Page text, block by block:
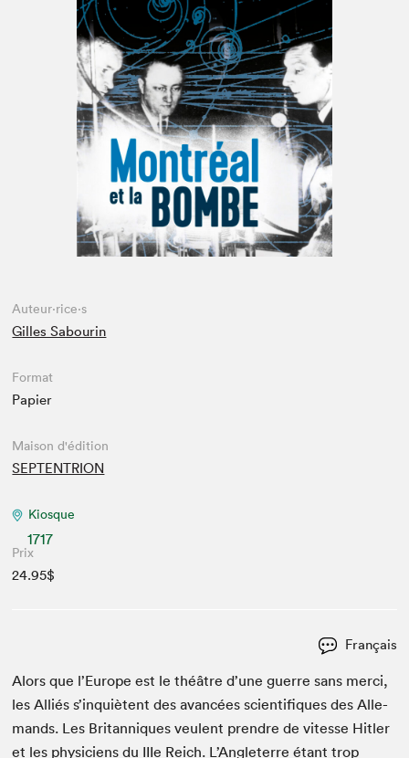
Espace médias
Auteur·rice·s
Gilles Sabourin
Format
Papier
Maison d'édition
SEPTENTRION
Kiosque
1717
Prix
24.95$
Français
Alors que l’Eu­rope est le théâtre d’une guerre sans mer­ci,
les Alliés s’in­quiè­tent des avancées sci­en­tifiques des Alle­
mands. Les Bri­tan­niques veu­lent pren­dre de vitesse Hitler
et les physi­ciens du IIIe Reich. L’An­gleterre étant trop